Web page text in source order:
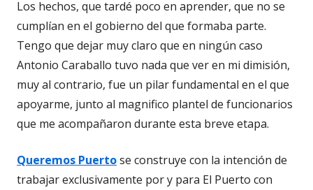
Los hechos, que tardé poco en aprender, que no se
cumplían en el gobierno del que formaba parte.
Tengo que dejar muy claro que en ningún caso
Antonio Caraballo tuvo nada que ver en mi dimisión,
muy al contrario, fue un pilar fundamental en el que
apoyarme, junto al magnifico plantel de funcionarios
que me acompañaron durante esta breve etapa.
Queremos Puertose construye con la intención de
trabajar exclusivamente por y para El Puerto con